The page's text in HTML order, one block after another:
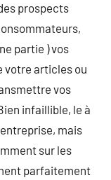
prospects
partie ) vos
votre articles ou
vos
infaillible, le à
mais
sur les
parfaitement